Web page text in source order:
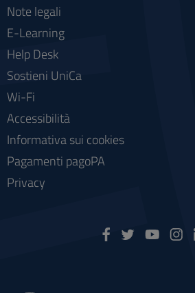
Note legali
E-Learning
Help Desk
Sostieni UniCa
Wi-Fi
Accessibilità
Informativa sui cookies
Pagamenti pagoPA
Privacy